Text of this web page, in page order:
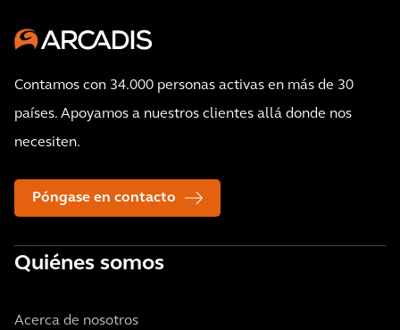
Contamos con 34.000 personas activas en más de 30
países. Apoyamos a nuestros clientes allá donde nos
necesiten.
Póngase en contacto
Quiénes somos
Acerca de nosotros